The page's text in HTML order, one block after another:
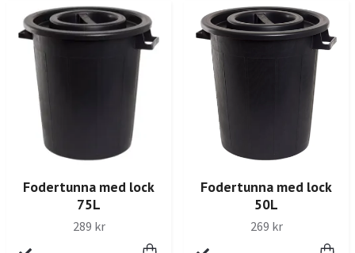
Fodertunna med lock
75L
289 kr
Fodertunna med lock
50L
269 kr